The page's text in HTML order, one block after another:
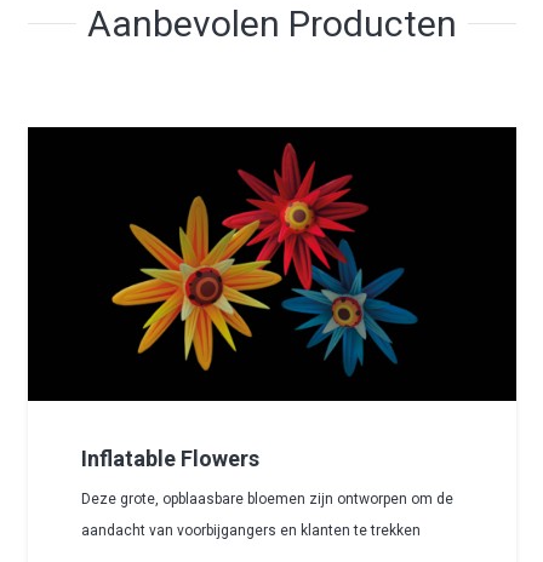
Aanbevolen Producten
Inflatable Flowers
Deze grote, opblaasbare bloemen zijn ontworpen om de
aandacht van voorbijgangers en klanten te trekken